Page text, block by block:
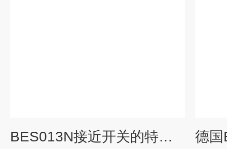
BES013N接近开关的特点德国BALLUFF巴鲁夫